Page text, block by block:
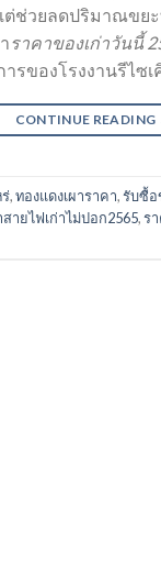
ช่วยลดปริมาณขย
ราคาของเก่าวันนี้
รของโรงงานรีไซเ
CONTINUE READING
,ทองแดงเผาราคา,รับซื้อ
ายไฟเก่าไม่ปอก2565,ร